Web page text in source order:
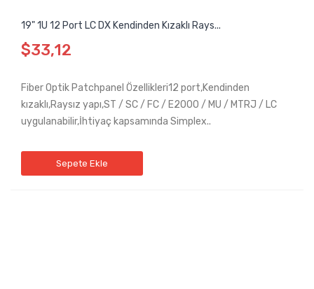
19" 1U 12 Port LC DX Kendinden Kızaklı Rays...
$33,12
Fiber Optik Patchpanel Özellikleri12 port,Kendinden
kızaklı,Raysız yapı,ST / SC / FC / E2000 / MU / MTRJ / LC
uygulanabilir,İhtiyaç kapsamında Simplex..
Sepete Ekle